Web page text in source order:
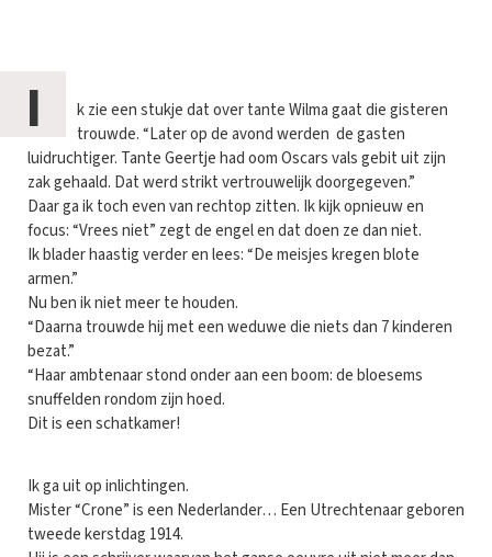
I
k zie een stukje dat over tante Wilma gaat die gisteren
trouwde. “Later op de avond werden de gasten
luidruchtiger. Tante Geertje had oom Oscars vals gebit uit zijn
zak gehaald. Dat werd strikt vertrouwelijk doorgegeven.”
Daar ga ik toch even van rechtop zitten. Ik kijk opnieuw en
focus: “Vrees niet” zegt de engel en dat doen ze dan niet.
Ik blader haastig verder en lees: “De meisjes kregen blote
armen.”
Nu ben ik niet meer te houden.
“Daarna trouwde hij met een weduwe die niets dan 7 kinderen
bezat.”
“Haar ambtenaar stond onder aan een boom: de bloesems
snuffelden rondom zijn hoed.
Dit is een schatkamer!
Ik ga uit op inlichtingen.
Mister “Crone” is een Nederlander… Een Utrechtenaar geboren
tweede kerstdag 1914.